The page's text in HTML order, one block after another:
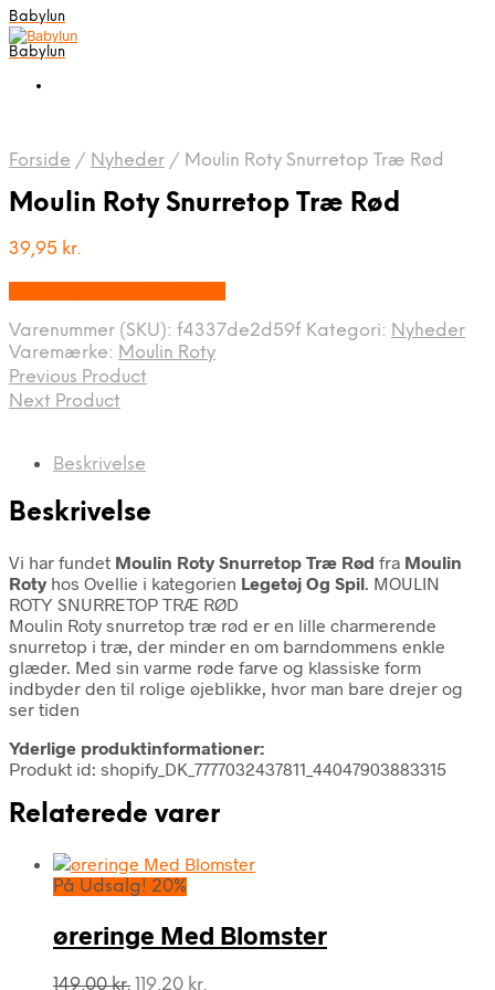
Babylun
Babylun
Forside / Nyheder / Moulin Roty Snurretop Træ Rød
Moulin Roty Snurretop Træ Rød
39,95 kr.
Varenummer (SKU): f4337de2d59f Kategori: Nyheder
Varemærke: Moulin Roty
Previous Product
Next Product
Beskrivelse
Beskrivelse
Vi har fundet Moulin Roty Snurretop Træ Rød fra Moulin
Rotyhos Ovellie i kategorien Legetøj Og Spil. MOULIN
ROTY SNURRETOP TRÆ RØD
Moulin Roty snurretop træ rød er en lille charmerende
snurretop i træ, der minder en om barndommens enkle
glæder. Med sin varme røde farve og klassiske form
indbyder den til rolige øjeblikke, hvor man bare drejer og
ser tiden
Yderlige produktinformationer:
Produkt id: shopify_DK_7777032437811_44047903883315
Relaterede varer
På Udsalg! 20%
øreringe Med Blomster
149,00kr. Den
119,20 kr.